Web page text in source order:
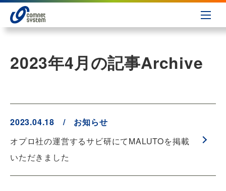
2023年4月の記事Archive
2023.04.18 / お知らせ
オプロ社の運営するサビ研にてMALUTOを掲載
いただきました